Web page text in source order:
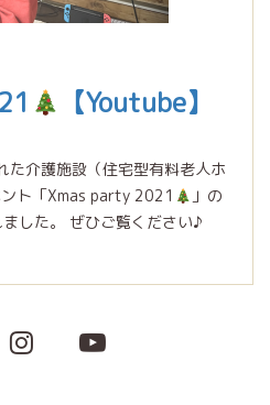
【Youtube】
介護施設（住宅型有料老人ホ
ト「Xmas party 2021
」の
した。 ぜひご覧ください♪